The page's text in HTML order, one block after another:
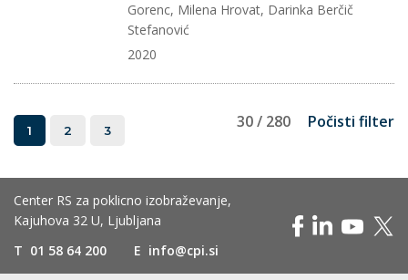
Gorenc, Milena Hrovat, Darinka Berčič
Stefanović
2020
1 2 3 30 / 280 Počisti filter
Center RS za poklicno izobraževanje,
Kajuhova 32 U, Ljubljana
T 01 58 64 200 E info@cpi.si